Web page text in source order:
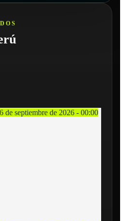
de septiembre de 2026 - 00:00